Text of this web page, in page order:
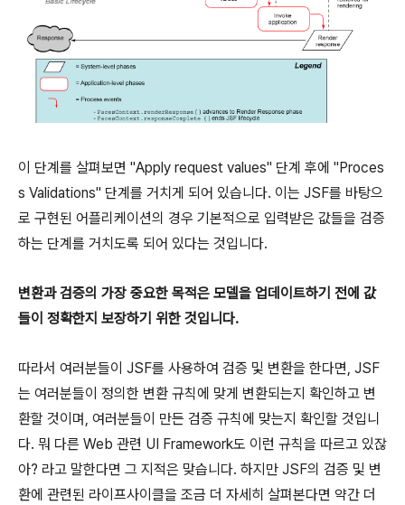
이 단계를 살펴보면 "Apply request values" 단계 후에 "Proces
s Validations" 단계를 거치게 되어 있습니다. 이는 JSF를 바탕으
로 구현된 어플리케이션의 경우 기본적으로 입력받은 값들을 검증
하는 단계를 거치도록 되어 있다는 것입니다.
변환과 검증의 가장 중요한 목적은 모델을 업데이트하기 전에 값
들이 정확한지 보장하기 위한 것입니다.
따라서 여러분들이 JSF를 사용하여 검증 및 변환을 한다면, JSF
는 여러분들이 정의한 변환 규칙에 맞게 변환되는지 확인하고 변
환할 것이며, 여러분들이 만든 검증 규칙에 맞는지 확인할 것입니
다. 뭐 다른 Web 관련 UI Framework도 이런 규칙을 따르고 있잖
아? 라고 말한다면 그 지적은 맞습니다. 하지만 JSF의 검증 및 변
환에 관련된 라이프사이클을 조금 더 자세히 살펴본다면 약간 더